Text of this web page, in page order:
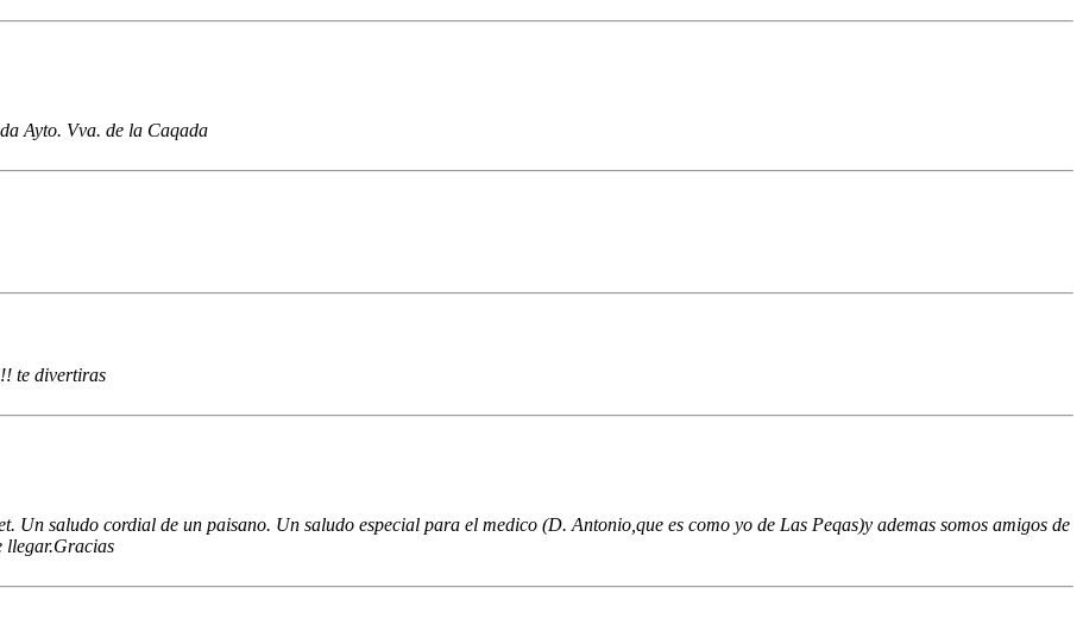
Ayto. Vva. de la Caqada
te divertiras
Un saludo cordial de un paisano. Un saludo especial para el medico (D. Antonio,que es como yo de Las Peqas)y ademas somos amigos de
llegar.Gracias